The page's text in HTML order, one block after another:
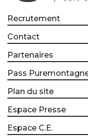
Recrutement
Contact
Partenaires
Pass
Plan du site
Espace Presse
Espace C.E.